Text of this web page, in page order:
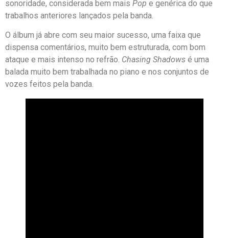
sonoridade, considerada bem mais Pop e genérica do que
trabalhos anteriores lançados pela banda.
O álbum já abre com seu maior sucesso, uma faixa que
dispensa comentários, muito bem estruturada, com bom
ataque e mais intenso no refrão. Chasing Shadows é uma
balada muito bem trabalhada no piano e nos conjuntos de
vozes feitos pela banda.